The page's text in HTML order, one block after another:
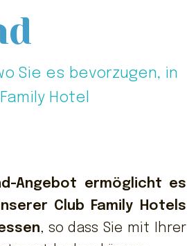
Sie es bevorzugen, in
Hotel
Angebot ermöglicht es
Club Family Hotels
, so dass Sie mit Ihrer